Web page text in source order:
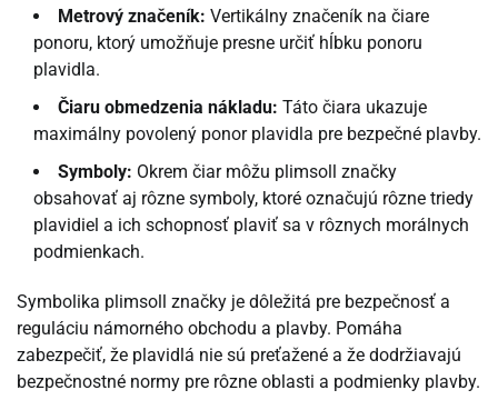
Metrový značeník: Vertikálny značeník na čiare
ponoru, ktorý umožňuje presne určiť hĺbku ponoru
plavidla.
Čiaru obmedzenia nákladu: Táto čiara ukazuje
maximálny povolený ponor plavidla pre bezpečné plavby.
Symboly: Okrem čiar môžu plimsoll značky
obsahovať aj rôzne symboly, ktoré označujú rôzne triedy
plavidiel a ich schopnosť plaviť sa v rôznych morálnych
podmienkach.
Symbolika plimsoll značky je dôležitá pre bezpečnosť a
reguláciu námorného obchodu a plavby. Pomáha
zabezpečiť, že plavidlá nie sú preťažené a že dodržiavajú
bezpečnostné normy pre rôzne oblasti a podmienky plavby.